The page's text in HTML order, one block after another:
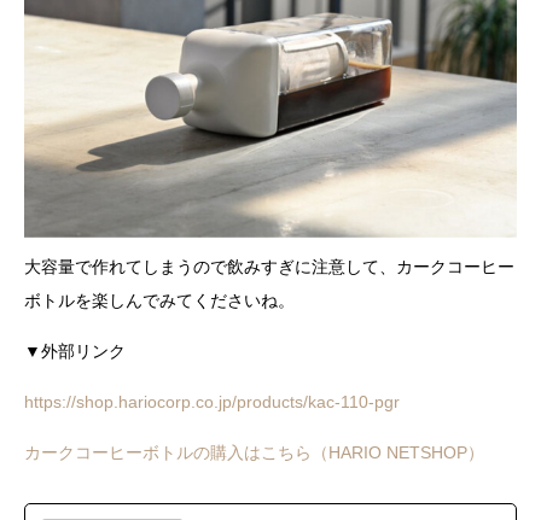
大容量で作れてしまうので飲みすぎに注意して、カークコーヒー
ボトルを楽しんでみてくださいね。
▼外部リンク
https://shop.hariocorp.co.jp/products/kac-110-pgr
カークコーヒーボトルの購入はこちら（HARIO NETSHOP）